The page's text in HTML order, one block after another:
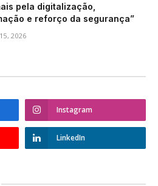
pela digitalização,
e reforço da segurança”
2026
Instagram
LinkedIn